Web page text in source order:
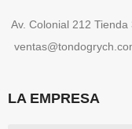
Av. Colonial 212
LA EMPRESA